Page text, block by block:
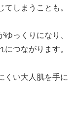
しまうことも。
っくりになり、
つながります。
くい大人肌を手に